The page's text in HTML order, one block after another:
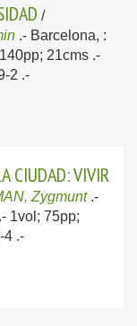
/
.- Barcelona, :
21cms .-
2 .-
CIUDAD: VIVIR
Zygmunt .-
.- 1vol; 75pp;
4 .-